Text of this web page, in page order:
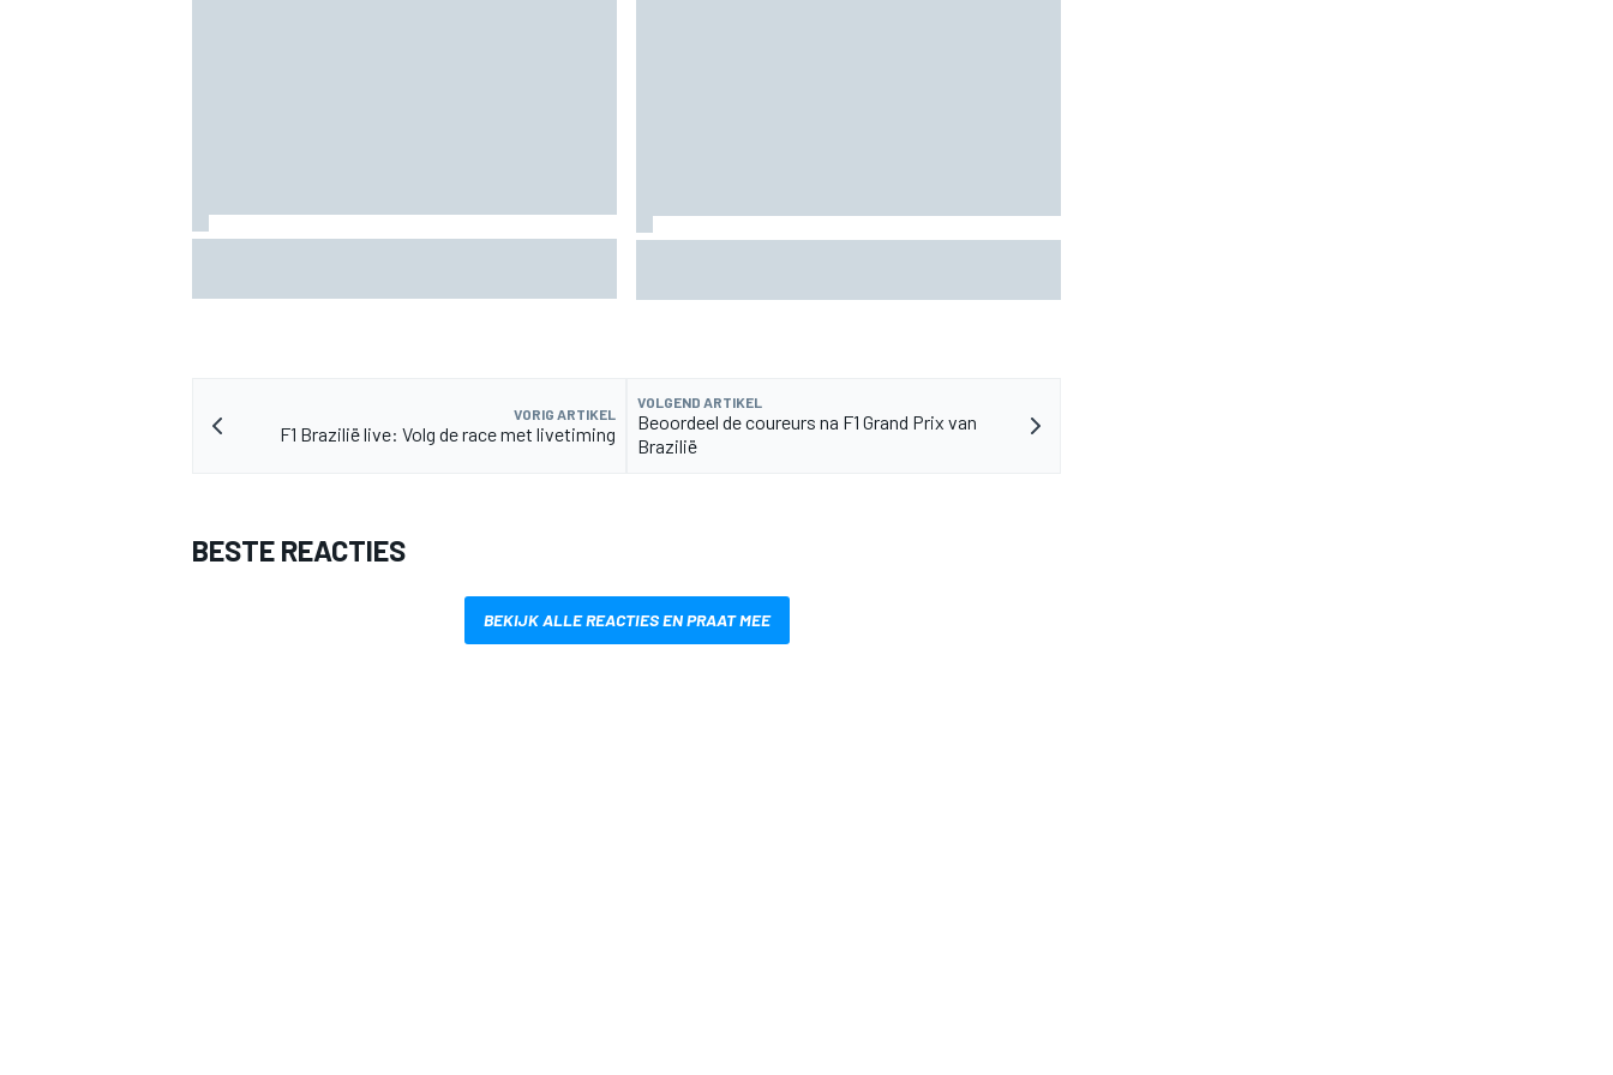
MEER RACEKLASSEN
VORIG ARTIKEL
F1 Brazilië live: Volg de race met livetiming
VOLGEND ARTIKEL
Beoordeel de coureurs na F1 Grand Prix van
Brazilië
BESTE REACTIES
BEKIJK ALLE REACTIES EN PRAAT MEE